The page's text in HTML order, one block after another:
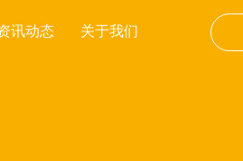
讯动态 关于我们